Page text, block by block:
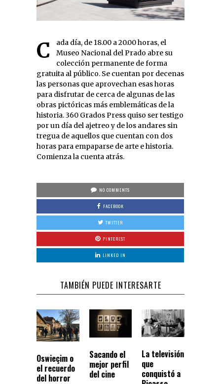
Cada día, de 18.00 a 20.00 horas, el
Museo Nacional del Prado abre su
colección permanente de forma
gratuita al público. Se cuentan por decenas
las personas que aprovechan esas horas
para disfrutar de cerca de algunas de las
obras pictóricas más emblemáticas de la
historia. 360 Grados Press quiso ser testigo
por un día del ajetreo y de los andares sin
tregua de aquellos que cuentan con dos
horas para empaparse de arte e historia.
Comienza la cuenta atrás.
NO COMMENTS
FACEBOOK
TWITTER
PINTEREST
LINKED IN
TAMBIÉN PUEDE INTERESARTE
Oswieçim o
el recuerdo
del horror
Sacando el
mejor perfil
del cine
La televisión
que
conquistó a